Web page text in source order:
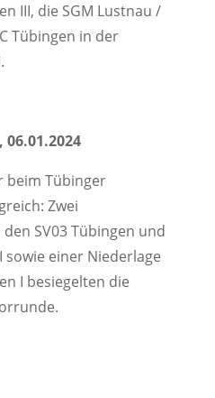
III, die SGM Lustnau /
Tübingen in der
beim Tübinger
Zwei
SV03 Tübingen und
sowie einer Niederlage
I besiegelten die